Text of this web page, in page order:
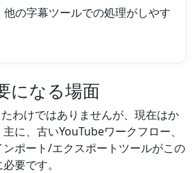
他の字幕ツールでの処理がしやす
になる場面
わけではありませんが、現在はか
に、古いYouTubeワークフロー、
ポート/エクスポートツールがこの
要です。